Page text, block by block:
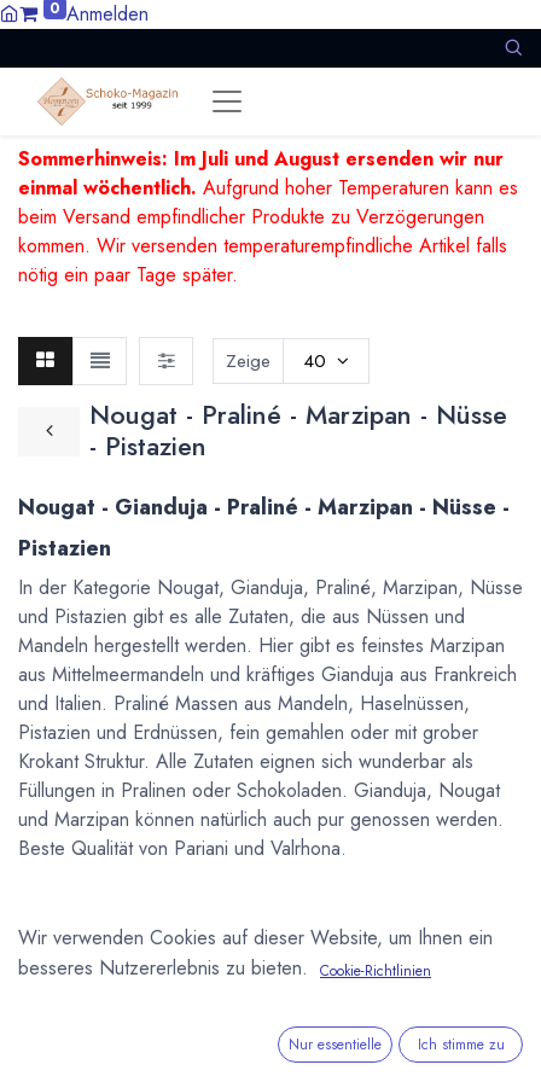
0 Anmelden
Sommerhinweis: Im Juli und August ersenden wir nur
einmal wöchentlich. Aufgrund hoher Temperaturen kann es
beim Versand empfindlicher Produkte zu Verzögerungen
kommen. Wir versenden temperaturempfindliche Artikel falls
nötig ein paar Tage später.
Nougat - Praliné - Marzipan - Nüsse
- Pistazien
Zeige 40
Nougat - Gianduja - Praliné - Marzipan - Nüsse -
Pistazien
In der Kategorie Nougat, Gianduja, Praliné, Marzipan, Nüsse
und Pistazien gibt es alle Zutaten, die aus Nüssen und
Mandeln hergestellt werden. Hier gibt es feinstes Marzipan
aus Mittelmeermandeln und kräftiges Gianduja aus Frankreich
und Italien. Praliné Massen aus Mandeln, Haselnüssen,
Pistazien und Erdnüssen, fein gemahlen oder mit grober
Krokant Struktur. Alle Zutaten eignen sich wunderbar als
Füllungen in Pralinen oder Schokoladen. Gianduja, Nougat
und Marzipan können natürlich auch pur genossen werden.
Beste Qualität von Pariani und Valrhona.
Sale Sale
Wir verwenden Cookies auf dieser Website, um Ihnen ein
besseres Nutzererlebnis zu bieten.
Cookie-Richtlinien
Nur essentielle Ich stimme zu